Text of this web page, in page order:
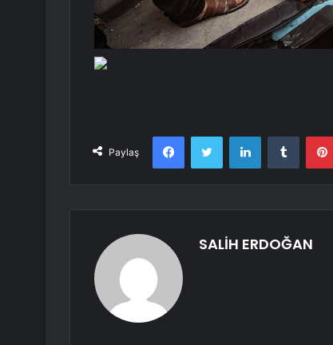
Paylaş
FacebookTwitter LinkedInTumblr
SALİH ERDOĞAN